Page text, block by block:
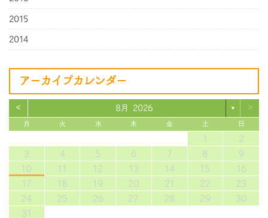
2015
2014
アーカイブカレンダー
< 8月 2026 ▼ >
月 火 水 木 金 土 日
1
2
3
4 5 6 7 8
9
10
11 12 13 14 15
16
17
18 19 20 21 22
23
24
25 26 27 28 29
30
31